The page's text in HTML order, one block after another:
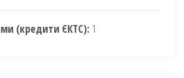
(кредити ЄКТС): 1